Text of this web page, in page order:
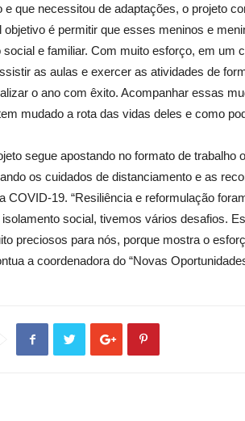
e que necessitou de adaptações, o projeto
objetivo é permitir que esses meninos e
social e familiar. Com muito esforço, em um
as aulas e exercer as atividades de
o ano com êxito. Acompanhar essas
mudado a rota das vidas deles e como
segue apostando no formato de trabalho
os cuidados de distanciamento e as
COVID-19. “Resiliência e reformulação
social, tivemos vários desafios.
preciosos para nós, porque mostra o
a coordenadora do “Novas